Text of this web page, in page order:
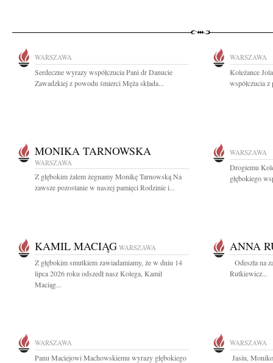
WARSZAWA
Serdeczne wyrazy współczucia Pani dr Danucie
Zawadzkiej z powodu śmierci Męża składa...
WARSZAWA
Koleżance
współczucia
MONIKA TARNOWSKA
WARSZAWA
Z głębokim żalem żegnamy Monikę Tarnowską Na
zawsze pozostanie w naszej pamięci Rodzinie i...
WARSZAWA
Drogiemu
głębokiego
KAMIL MACIĄG WARSZAWA
Z głębokim smutkiem zawiadamiamy, że w dniu 14
lipca 2026 roku odszedł nasz Kolega, Kamil
Maciąg...
ANNA
Odeszła na
Rutkiewicz...
WARSZAWA
Panu Maciejowi Machowskiemu wyrazy głębokiego
WARSZAWA
Jasiu,